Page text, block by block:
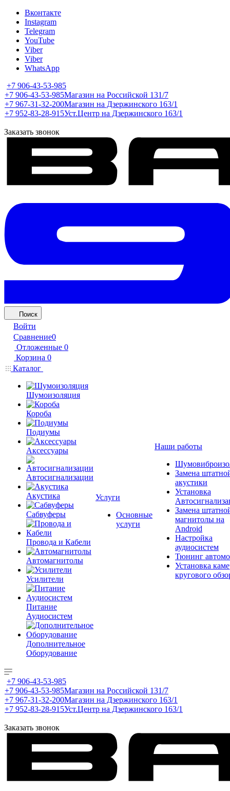
Вконтакте
Instagram
Telegram
YouTube
Viber
Viber
WhatsApp
+7 906-43-53-985
+7 906-43-53-985Магазин на Российской 131/7
+7 967-31-32-200Магазин на Дзержинского 163/1
+7 952-83-28-915Уст.Центр на Дзержинского 163/1
Заказать звонок
Поиск
Войти
Сравнение0
Отложенные 0
Корзина 0
Каталог
Шумоизоляция
Короба
Подиумы
Аксессуары
Автосигнализации
Акустика
Сабвуферы
Провода и Кабели
Автомагнитолы
Усилители
Питание
Аудиосистем
Дополнительное
Оборудование
Услуги
Основные
услуги
Наши работы
Замена
акустики
Установка
Замена
магнитолы на
Android
Настройка
аудиосистем
Тюнинг
Установка
кругового
+7 906-43-53-985
+7 906-43-53-985Магазин на Российской 131/7
+7 967-31-32-200Магазин на Дзержинского 163/1
+7 952-83-28-915Уст.Центр на Дзержинского 163/1
Заказать звонок